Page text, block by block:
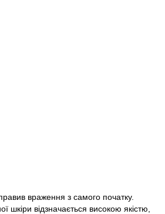
враження з самого початку.
шкіри відзначається високою якістю,